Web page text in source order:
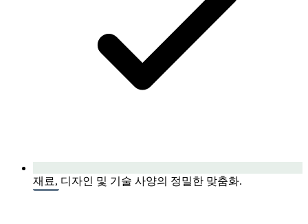
재료, 디자인 및 기술 사양의 정밀한 맞춤화.